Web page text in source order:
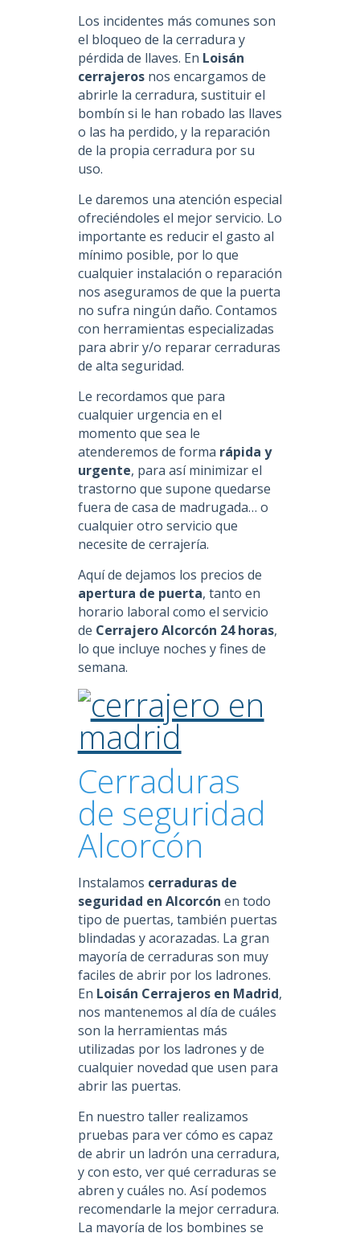
Los incidentes más comunes son
el bloqueo de la cerradura y
pérdida de llaves. En Loisán
cerrajerosnos encargamos de
abrirle la cerradura, sustituir el
bombín si le han robado las llaves
o las ha perdido, y la reparación
de la propia cerradura por su
uso.
Le daremos una atención especial
ofreciéndoles el mejor servicio. Lo
importante es reducir el gasto al
mínimo posible, por lo que
cualquier instalación o reparación
nos aseguramos de que la puerta
no sufra ningún daño. Contamos
con herramientas especializadas
para abrir y/o reparar cerraduras
de alta seguridad.
Le recordamos que para
cualquier urgencia en el
momento que sea le
atenderemos de forma rápida y
urgente, para así minimizar el
trastorno que supone quedarse
fuera de casa de madrugada… o
cualquier otro servicio que
necesite de cerrajería.
Aquí de dejamos los precios de
apertura de puerta, tanto en
horario laboral como el servicio
de Cerrajero Alcorcón 24 horas,
lo que incluye noches y fines de
semana.
Cerraduras
de seguridad
Alcorcón
Instalamos cerraduras de
seguridad en Alcorcón en todo
tipo de puertas, también puertas
blindadas y acorazadas. La gran
mayoría de cerraduras son muy
faciles de abrir por los ladrones.
En Loisán Cerrajeros en Madrid,
nos mantenemos al día de cuáles
son la herramientas más
utilizadas por los ladrones y de
cualquier novedad que usen para
abrir las puertas.
En nuestro taller realizamos
pruebas para ver cómo es capaz
de abrir un ladrón una cerradura,
y con esto, ver qué cerraduras se
abren y cuáles no. Así podemos
recomendarle la mejor cerradura.
La mayoría de los bombines se